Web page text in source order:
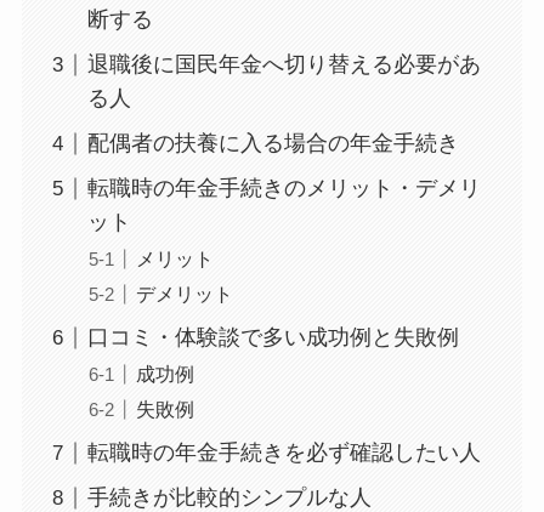
断する
退職後に国民年金へ切り替える必要があ
る人
配偶者の扶養に入る場合の年金手続き
転職時の年金手続きのメリット・デメリ
ット
メリット
デメリット
口コミ・体験談で多い成功例と失敗例
成功例
失敗例
転職時の年金手続きを必ず確認したい人
手続きが比較的シンプルな人